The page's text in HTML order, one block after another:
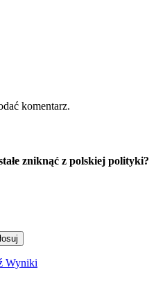
komentarz.
zniknąć z polskiej polityki?
Wyniki